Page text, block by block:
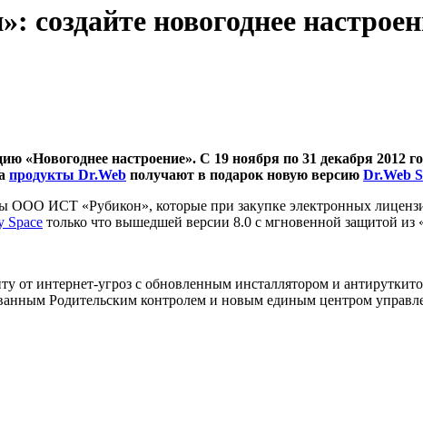
новогоднее
«Новогоднее настроение». С 19 ноября по 31 декабря 2012
продукты Dr.Web получают в подарок новую версию Dr.Web
OOO ИСТ «Рубикон», которые при закупке электронных
Space только что вышедшей версии 8.0 с мгновенной защитой из
от интернет-угроз с обновленным инсталлятором и
Родительским контролем и новым единым центром